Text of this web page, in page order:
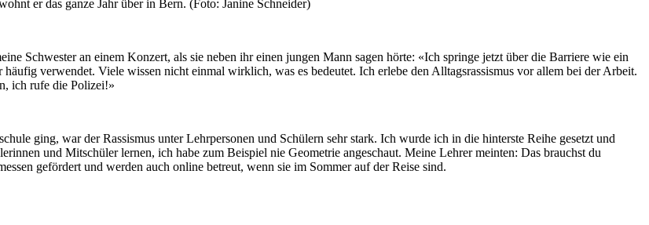
er das ganze Jahr über in Bern. (Foto: Janine Schneider)
Schwester an einem Konzert, als sie neben ihr einen jungen Mann sagen hörte: «Ich springe jetzt über die Barriere wie ein
verwendet. Viele wissen nicht einmal wirklich, was es bedeutet. Ich erlebe den Alltagsrassismus vor allem bei der Arbeit.
ich rufe die Polizei!»
ging, war der Rassismus unter Lehrpersonen und Schülern sehr stark. Ich wurde ich in die hinterste Reihe gesetzt und
und Mitschüler lernen, ich habe zum Beispiel nie Geometrie angeschaut. Meine Lehrer meinten: Das brauchst du
gefördert und werden auch online betreut, wenn sie im Sommer auf der Reise sind.